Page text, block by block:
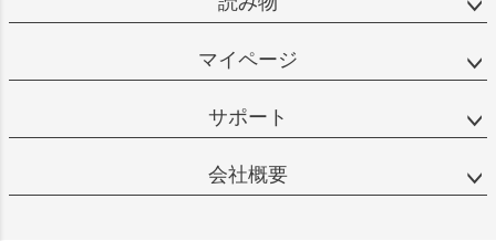
マイページ
サポート
会社概要